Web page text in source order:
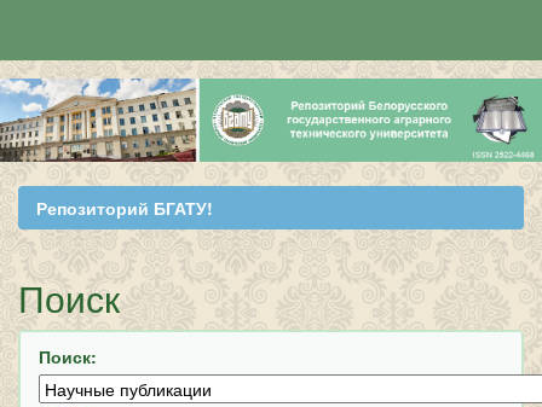
Skip
navigation
Репозиторий БГАТУ!
Поиск
Поиск: